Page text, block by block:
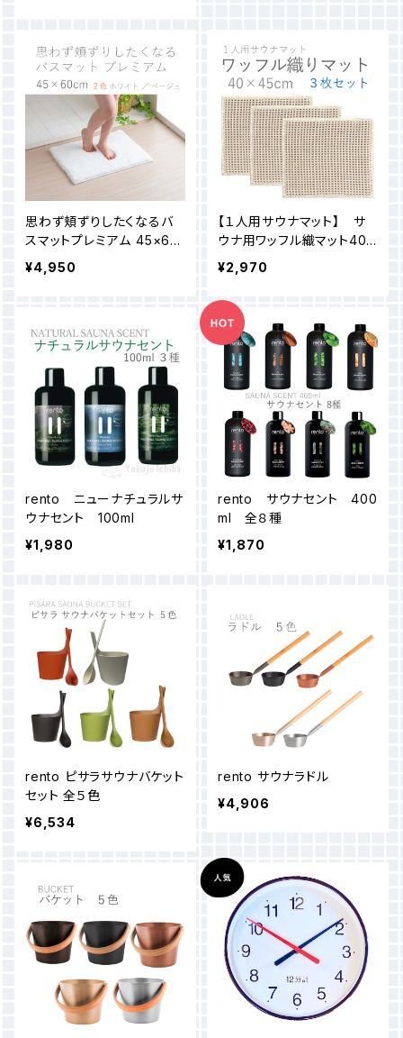
思わず頬ずりしたくなるバ
スマットプレミアム 45×60
cm （２色）
¥4,950
【１人用サウナマット】 サ
ウナ用ワッフル織マット40×
45cm ３枚セット
¥2,970
rento ニューナチュラルサ
ウナセント 100ml
¥1,980
rento サウナセント 400
ml 全８種
¥1,870
rento ピサラサウナバケット
セット 全５色
¥6,534
rento サウナラドル
¥4,906